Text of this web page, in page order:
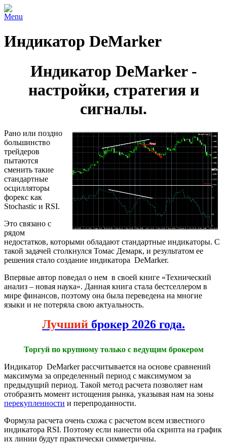
Menu
Индикатор DeMarker
Индикатор DeMarker -
настройки, стратегия и
сигналы.
Рано или поздно
большинство
трейдеров
пытаются
сменить такие
стандартные
осцилляторы
форекс как
Stochastic и RSI.
Это связано с
рядом
недостатков, которыми обладают стандартные индикаторы. С
такой задачей столкнулся Томас Демарк, и результатом ее
решения стало создание индикатора DeMarker.
Впервые автор поведал о нем в своей книге «Технический
анализ – новая наука». Данная книга стала бестселлером в
мире финансов, поэтому она была переведена на многие
языки и не потеряла свою актуальность.
Лучший брокер 2026 года.
Торгуй по крупному только с ведущим брокером
Индикатор DeMarker рассчитывается на основе сравнений
максимума за определенный период с максимумом за
предыдущий период. Такой метод расчета позволяет нам
отобразить момент истощения рынка, указывая нам на зоны
перекупленности и перепроданности.
Формула расчета очень схожа с расчетом всем известного
индикатора RSI. Поэтому если нанести оба скрипта на график
их линии будут практически симметричны.